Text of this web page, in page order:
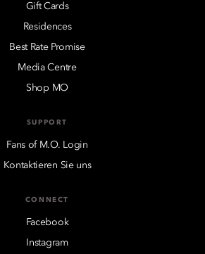
Gift Cards
Residences
Best Rate Promise
Media Centre
Shop MO
SUPPORT
Fans of M.O. Login
Kontaktieren Sie uns
CONNECT
Facebook
Instagram